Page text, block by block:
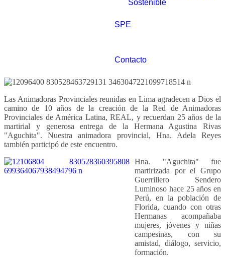
Sostenible
SPE
Contacto
Las Animadoras Provinciales reunidas en Lima agradecen a Dios el
camino de 10 años de la creación de la Red de Animadoras
Provinciales de América Latina, REAL, y recuerdan 25 años de la
martirial y generosa entrega de la Hermana Agustina Rivas
"Aguchita". Nuestra animadora provincial, Hna. Adela Reyes
también participó de este encuentro.
Hna. "Aguchita" fue
martirizada por el Grupo
Guerrillero Sendero
Luminoso hace 25 años en
Perú, en la población de
Florida, cuando con otras
Hermanas acompañaba
mujeres, jóvenes y niñas
campesinas, con su
amistad, diálogo, servicio,
formación.